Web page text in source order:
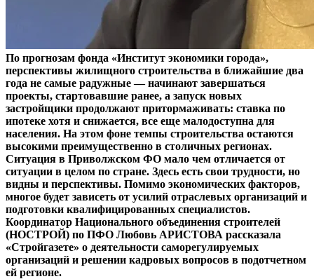
По прогнозам фонда «Институт экономики города»,
перспективы жилищного строительства в ближайшие два
года не самые радужные — начинают завершаться
проекты, стартовавшие ранее, а запуск новых
застройщики продолжают притормаживать: ставка по
ипотеке хотя и снижается, все еще малодоступна для
населения. На этом фоне темпы строительства остаются
высокими преимущественно в столичных регионах.
Ситуация в Приволжском ФО мало чем отличается от
ситуации в целом по стране. Здесь есть свои трудности, но
видны и перспективы. Помимо экономических факторов,
многое будет зависеть от усилий отраслевых организаций и
подготовки квалифицированных специалистов.
Координатор Национального объединения строителей
(НОСТРОЙ) по ПФО Любовь АРИСТОВА рассказала
«Стройгазете» о деятельности саморегулируемых
организаций и решении кадровых вопросов в подотчетном
ей регионе.